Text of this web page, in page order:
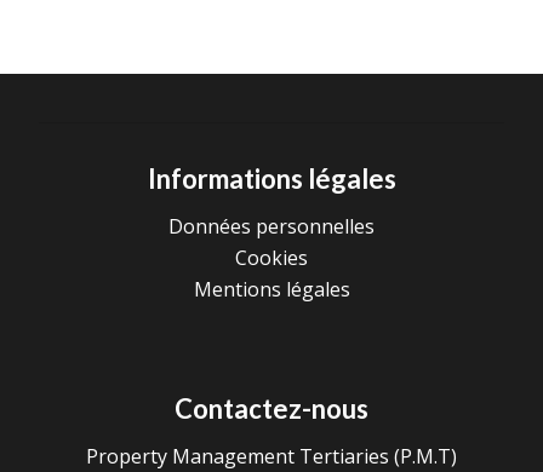
Informations légales
Données personnelles
Cookies
Mentions légales
Contactez-nous
Property Management Tertiaries (P.M.T)